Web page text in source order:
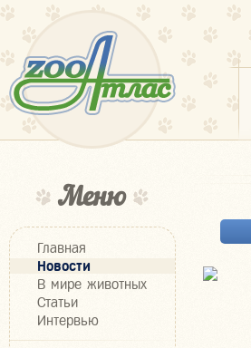
Меню
Главная
Новости
В мире животных
Статьи
Интервью